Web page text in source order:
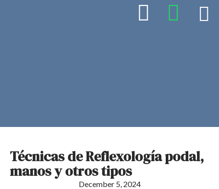
Técnicas de Reflexología podal,
manos y otros tipos
December 5, 2024